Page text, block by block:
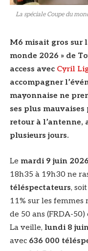
La spéciale Coupe du
M6 misait gros sur
monde 2026 » de
access avec Cyril
accompagner
mayonnaise ne
ses plus
retour à l’antenne,
plusieurs jours.
Le mardi 9 juin 2026
18h35 à 19h30 ne
téléspectateurs, soit
11% sur les femmes
de 50 ans (FRDA-50)
La veille, lundi 8
avec 636 000